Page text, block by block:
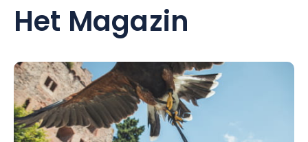
Het Magazin